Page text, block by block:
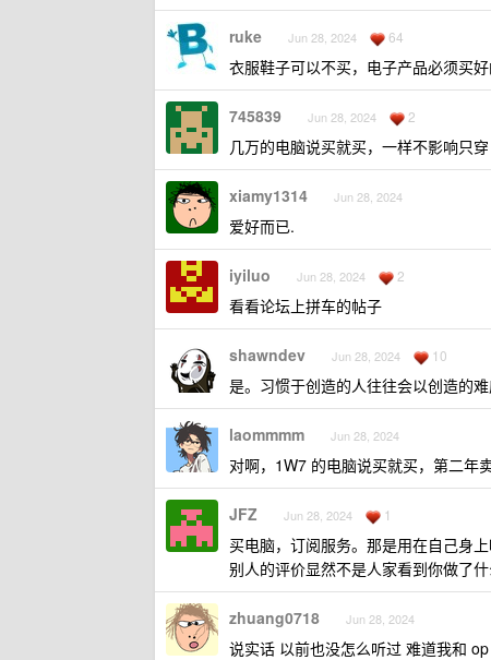
ruke Jun 28, 2024 64
衣服鞋子可以不买，电子产品必须买
745839 Jun 28, 2024 2
几万的电脑说买就买，一样不影响只
xiamy1314 Jun 28, 2024
爱好而已.
iyiluo Jun 28, 2024 2
看看论坛上拼车的帖子
shawndev Jun 28, 2024 10
是。习惯于创造的人往往会以创造的
laommmm Jun 28, 2024
对啊，1W7 的电脑说买就买，第二年
JFZ Jun 28, 2024 1
买电脑，订阅服务。那是用在自己身上
别人的评价显然不是人家看到你做了
zhuang0718 Jun 28, 2024
说实话 以前也没怎么听过 难道我和